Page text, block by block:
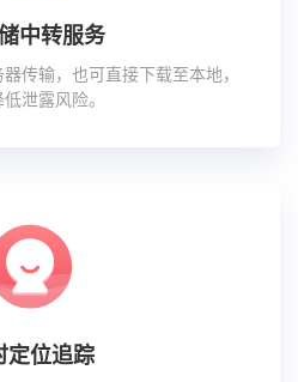
中转服务
传输，也可直接下载至本地，
泄露风险。
定位追踪